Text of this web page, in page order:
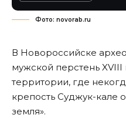
Фото: novorab.ru
В Новороссийске
мужской перстень XVIII
территории, где
крепость Суджук-кале
земля».